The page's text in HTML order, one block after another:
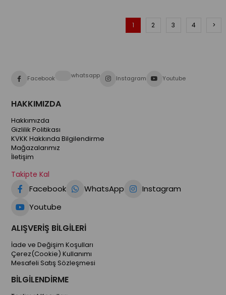
1 2 3 4 >
Facebook whatsapp Instagram Youtube
HAKKIMIZDA
Hakkımızda
Gizlilik Politikası
KVKK Hakkında Bilgilendirme
Mağazalarımız
İletişim
Takipte Kal
Facebook WhatsApp
Instagram
Youtube
ALIŞVERİŞ BİLGİLERİ
İade ve Değişim Koşulları
Çerez(Cookie) Kullanımı
Mesafeli Satış Sözleşmesi
BİLGİLENDİRME